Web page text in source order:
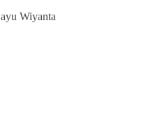
Wiyanta